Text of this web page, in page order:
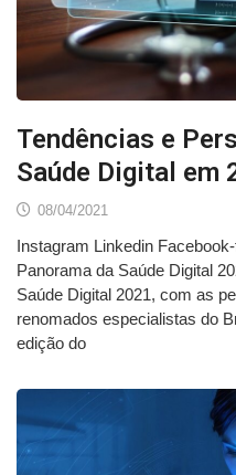
Tendências e
Saúde Digital em
08/04/2021
Instagram Linkedin
Panorama da Saúde Digital
Saúde Digital 2021, com as
renomados especialistas do
edição do